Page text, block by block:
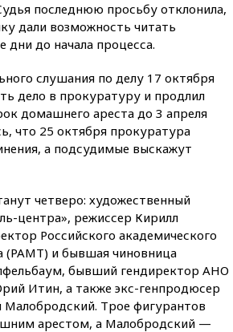
последнюю просьбу отклонила,
дали возможность читать
дни до начала процесса.
слушания по делу 17 октября
дело в прокуратуру и продлил
домашнего ареста до 3 апреля
что 25 октября прокуратура
а подсудимые выскажут
четверо: художественный
центра», режиссер Кирилл
Российского академического
(РАМТ) и бывшая чиновница
бывший гендиректор АНО
Итин, а также экс-генпродюсер
Трое фигурантов
арестом, а Малобродский —